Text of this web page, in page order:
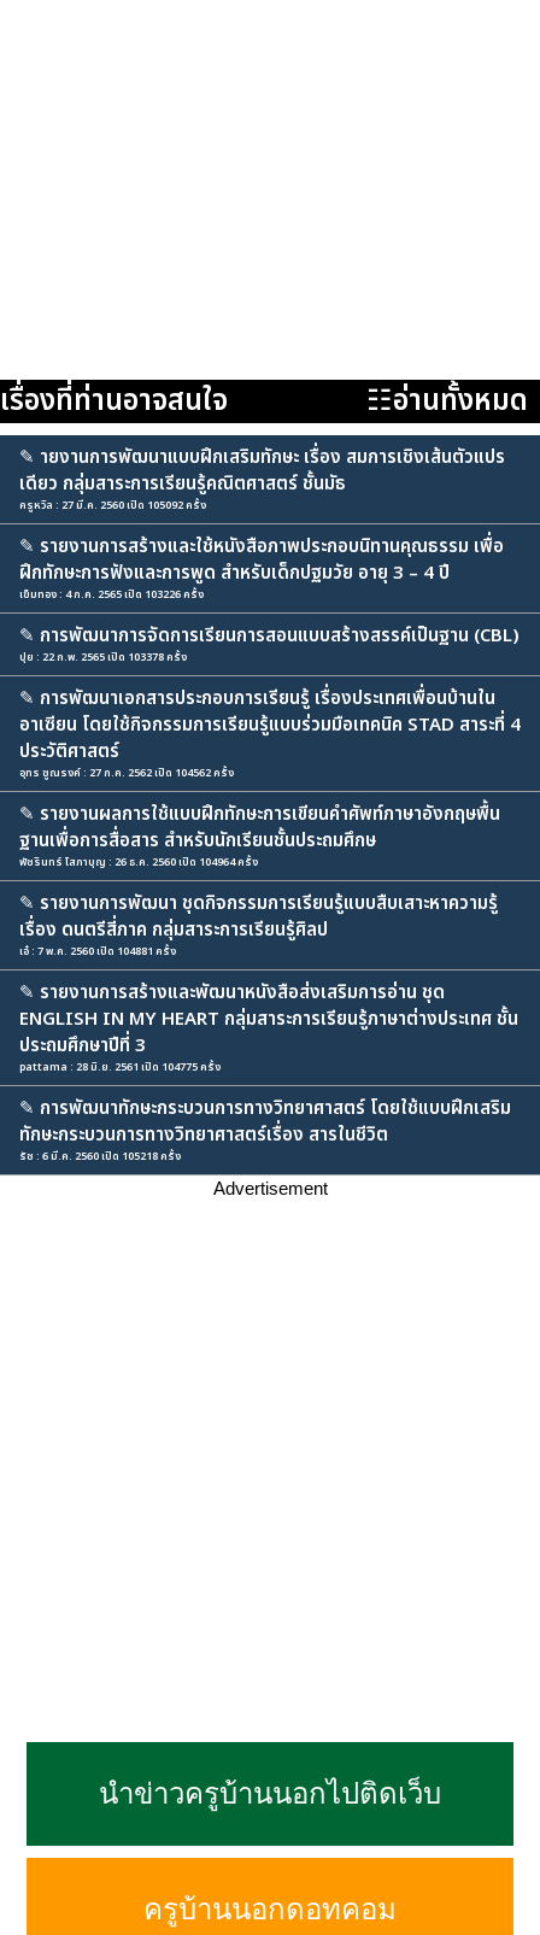
เรื่องที่ท่านอาจสนใจ ☷อ่านทั้งหมด
✎ ายงานการพัฒนาแบบฝึกเสริมทักษะ เรื่อง สมการเชิงเส้นตัวแปร
เดียว กลุ่มสาระการเรียนรู้คณิตศาสตร์ ชั้นมัธ
ครูหวิล : 27 มี.ค. 2560 เปิด 105092 ครั้ง
✎ รายงานการสร้างและใช้หนังสือภาพประกอบนิทานคุณธรรม เพื่อ
ฝึกทักษะการฟังและการพูด สำหรับเด็กปฐมวัย อายุ 3 – 4 ปี
เข็มทอง : 4 ก.ค. 2565 เปิด 103226 ครั้ง
✎ การพัฒนาการจัดการเรียนการสอนแบบสร้างสรรค์เป็นฐาน (CBL)
ปุย : 22 ก.พ. 2565 เปิด 103378 ครั้ง
✎ การพัฒนาเอกสารประกอบการเรียนรู้ เรื่องประเทศเพื่อนบ้านใน
อาเซียน โดยใช้กิจกรรมการเรียนรู้แบบร่วมมือเทคนิค STAD สาระที่ 4
ประวัติศาสตร์
อุทร ชูณรงค์ : 27 ก.ค. 2562 เปิด 104562 ครั้ง
✎ รายงานผลการใช้แบบฝึกทักษะการเขียนคำศัพท์ภาษาอังกฤษพื้น
ฐานเพื่อการสื่อสาร สำหรับนักเรียนชั้นประถมศึกษ
พัชรินทร์ โสภาบุญ : 26 ธ.ค. 2560 เปิด 104964 ครั้ง
✎ รายงานการพัฒนา ชุดกิจกรรมการเรียนรู้แบบสืบเสาะหาความรู้
เรื่อง ดนตรีสี่ภาค กลุ่มสาระการเรียนรู้ศิลป
เอ๋ : 7 พ.ค. 2560 เปิด 104881 ครั้ง
✎ รายงานการสร้างและพัฒนาหนังสือส่งเสริมการอ่าน ชุด
ENGLISH IN MY HEART กลุ่มสาระการเรียนรู้ภาษาต่างประเทศ ชั้น
ประถมศึกษาปีที่ 3
pattama : 28 มิ.ย. 2561 เปิด 104775 ครั้ง
✎ การพัฒนาทักษะกระบวนการทางวิทยาศาสตร์ โดยใช้แบบฝึกเสริม
ทักษะกระบวนการทางวิทยาศาสตร์เรื่อง สารในชีวิต
รัช : 6 มี.ค. 2560 เปิด 105218 ครั้ง
Advertisement
นำข่าวครูบ้านนอกไปติดเว็บ
ครูบ้านนอกดอทคอม